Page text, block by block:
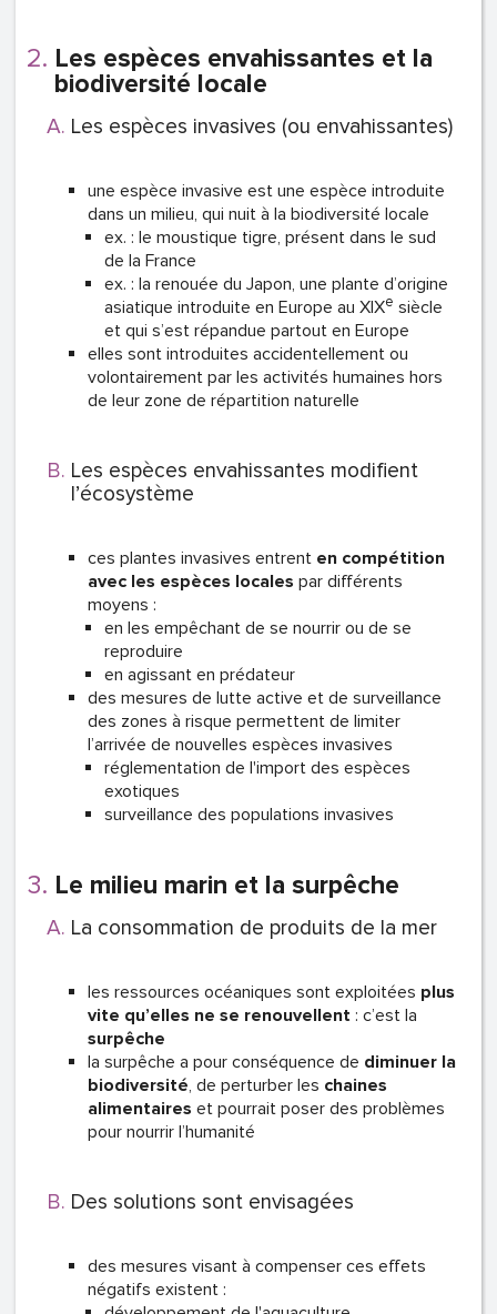
Les espèces envahissantes et la
biodiversité locale
Les espèces invasives (ou envahissantes)
une espèce invasive est une espèce introduite
dans un milieu, qui nuit à la biodiversité locale
ex. : le moustique tigre, présent dans le sud
de la France
ex. : la renouée du Japon, une plante d’origine
asiatique introduite en Europe au XIXe siècle
et qui s’est répandue partout en Europe
elles sont introduites accidentellement ou
volontairement par les activités humaines hors
de leur zone de répartition naturelle
Les espèces envahissantes modifient
l’écosystème
ces plantes invasives entrent en compétition
avec les espèces locales par différents
moyens :
en les empêchant de se nourrir ou de se
reproduire
en agissant en prédateur
des mesures de lutte active et de surveillance
des zones à risque permettent de limiter
l’arrivée de nouvelles espèces invasives
réglementation de l'import des espèces
exotiques
surveillance des populations invasives
Le milieu marin et la surpêche
La consommation de produits de la mer
les ressources océaniques sont exploitées plus
vite qu’elles ne se renouvellent : c’est la
surpêche
la surpêche a pour conséquence de diminuer la
biodiversité, de perturber les chaines
alimentaires et pourrait poser des problèmes
pour nourrir l’humanité
Des solutions sont envisagées
des mesures visant à compenser ces effets
négatifs existent :